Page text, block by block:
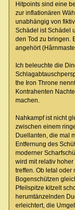
Hitpoints sind eine
zur inflationären
unabhängig von
Schädel ist Schädel
den Tod zu bringen.
angehört
Ich beleuchte die
the Iron Throne
Kontrahenten
machen.
Nahkampf ist nicht
zwischen einem
Duellanten, die mal
Entfernung des
moderner
wird mit relativ
treffen. Ob letal oder
Bogenschützen
Pfeilspitze kitzelt
herumtänzelnden
erleichtert, die